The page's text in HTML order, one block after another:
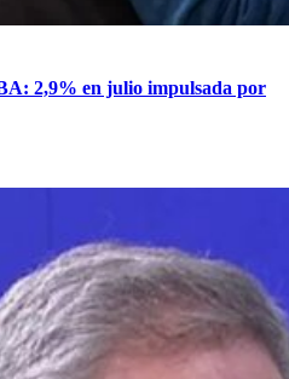
2,9% en julio impulsada por